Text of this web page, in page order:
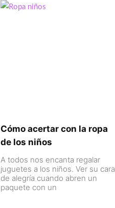
Cómo acertar con la ropa
de los niños
A todos nos encanta regalar
juguetes a los niños. Ver su cara
de alegría cuando abren un
paquete con un